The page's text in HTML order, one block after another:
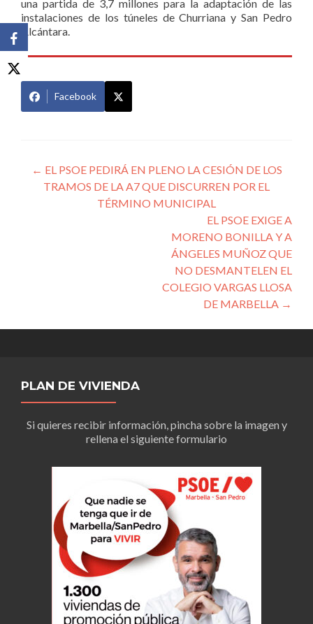
una partida de 3,7 millones para la adaptación de las
instalaciones de los túneles de Churriana y San Pedro
Alcántara.
Facebook
Navegación
de
← EL PSOE PEDIRÁ EN PLENO LA CESIÓN DE LOS
TRAMOS DE LA A7 QUE DISCURREN POR EL
TÉRMINO MUNICIPAL
EL PSOE EXIGE A
MORENO BONILLA Y A
ÁNGELES MUÑOZ QUE
NO DESMANTELEN EL
COLEGIO VARGAS LLOSA
DE MARBELLA →
PLAN DE VIVIENDA
Si quieres recibir información, pincha sobre la imagen y
rellena el siguiente formulario